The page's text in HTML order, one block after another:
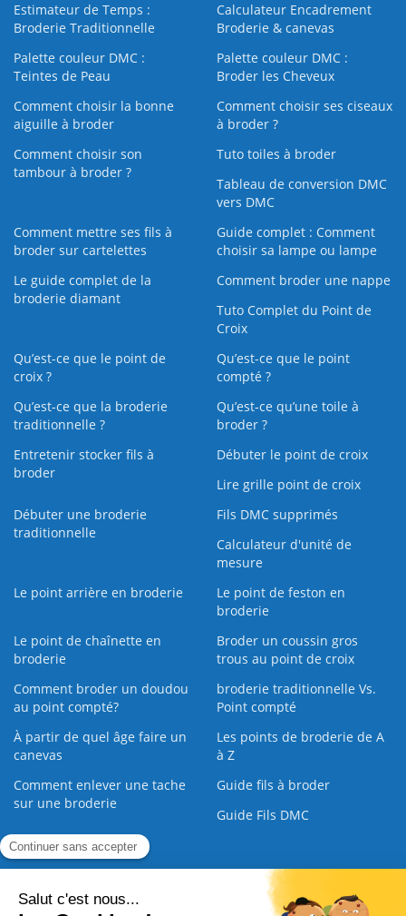
Estimateur de Temps :
Broderie Traditionnelle
Calculateur Encadrement
Broderie & canevas
Palette couleur DMC :
Teintes de Peau
Palette couleur DMC :
Broder les Cheveux
Comment choisir la bonne
aiguille à broder
Comment choisir ses ciseaux
à broder ?
Comment choisir son
tambour à broder ?
Tuto toiles à broder
Tableau de conversion DMC
vers DMC
Comment mettre ses fils à
broder sur cartelettes
Guide complet : Comment
choisir sa lampe ou lampe
Le guide complet de la
broderie diamant
Comment broder une nappe
Tuto Complet du Point de
Croix
Qu’est-ce que le point de
croix ?
Qu’est-ce que le point
compté ?
Qu’est-ce que la broderie
traditionnelle ?
Qu’est‑ce qu’une toile à
broder ?
Entretenir stocker fils à
broder
Débuter le point de croix
Lire grille point de croix
Débuter une broderie
traditionnelle
Fils DMC supprimés
Calculateur d'unité de
mesure
Le point arrière en broderie
Le point de feston en
broderie
Le point de chaînette en
broderie
Broder un coussin gros
trous au point de croix
Comment broder un doudou
au point compté?
broderie traditionnelle Vs.
Point compté
À partir de quel âge faire un
canevas
Les points de broderie de A
à Z
Comment enlever une tache
sur une broderie
Guide fils à broder
Guide Fils DMC
Guide de la Broderie